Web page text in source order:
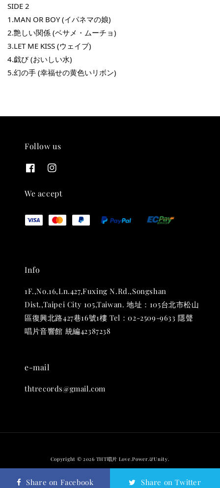
THT 九週年 唱片墊 (2入一組)
NT$ 580
加入購物車
SIDE 2
1.MAN OR BOY (イパネマの娘)
2.艶しい関係 (ベサメ・ムーチョ)
3.LET ME KISS (ウェイブ)
4.戯び (おいしい水)
5.幻の手 (幸福せの黄色いリボン)
Follow us
We accept
Info
1F.,No.16,Ln.427,Fuxing N.Rd.,Songshan
Dist.,Taipei City 105,Taiwan. 地址：105台北市松山
區復興北路427巷16號1樓 Tel：02-2509-9633 隱聲
唱片音響館 統編42387238
e-mail
thtrecords@gmail.com
Copyright © 2026 THT唱片 Love.Power.&Unity.
Share on Facebook Share on Twitter